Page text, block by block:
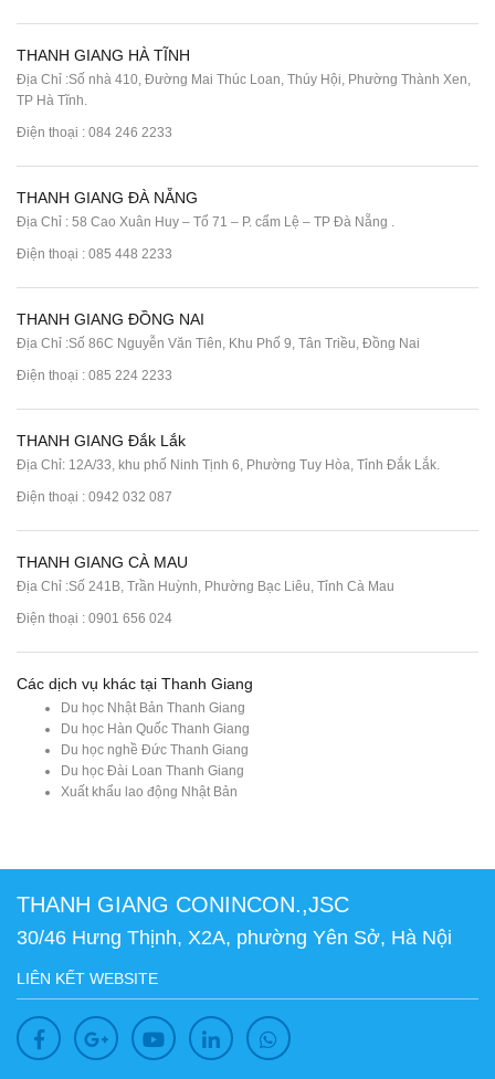
THANH GIANG HÀ TĨNH
Địa Chỉ :Số nhà 410, Đường Mai Thúc Loan, Thúy Hội, Phường Thành Xen,
TP Hà Tĩnh.
Điện thoại : 084 246 2233
THANH GIANG ĐÀ NẴNG
Địa Chỉ : 58 Cao Xuân Huy – Tổ 71 – P. cẩm Lệ – TP Đà Nẵng .
Điện thoại : 085 448 2233
THANH GIANG ĐỒNG NAI
Địa Chỉ :Số 86C Nguyễn Văn Tiên, Khu Phố 9, Tân Triều, Đồng Nai
Điện thoại : 085 224 2233
THANH GIANG Đắk Lắk
Địa Chỉ: 12A/33, khu phố Ninh Tịnh 6, Phường Tuy Hòa, Tỉnh Đắk Lắk.
Điện thoại : 0942 032 087
THANH GIANG CÀ MAU
Địa Chỉ :Số 241B, Trần Huỳnh, Phường Bạc Liêu, Tỉnh Cà Mau
Điện thoại : 0901 656 024
Các dịch vụ khác tại Thanh Giang
Du học Nhật Bản Thanh Giang
Du học Hàn Quốc Thanh Giang
Du học nghề Đức Thanh Giang
Du học Đài Loan Thanh Giang
Xuất khẩu lao động Nhật Bản
THANH GIANG CONINCON.,JSC
30/46 Hưng Thịnh, X2A, phường Yên Sở, Hà Nội
LIÊN KẾT WEBSITE